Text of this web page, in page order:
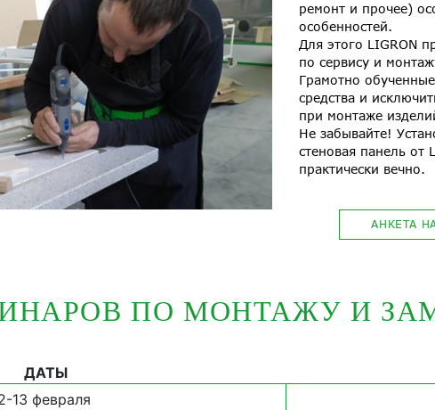
ремонт и прочее)
особенностей.
Для этого LIGRON
по сервису и
Грамотно
средства и
при монтаже
Не забывайте!
стеновая панель от
практически вечно.
АНКЕТА
ПО МОНТАЖУ И
ДАТЫ
13 февраля